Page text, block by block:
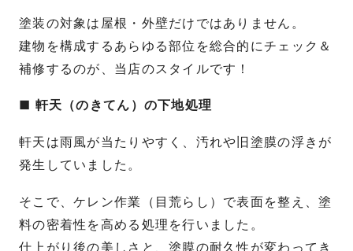
塗装の対象は屋根・外壁だけではありません。
建物を構成するあらゆる部位を総合的にチェック＆
補修するのが、当店のスタイルです！
■ 軒天（のきてん）の下地処理
軒天は雨風が当たりやすく、汚れや旧塗膜の浮きが
発生していました。
そこで、ケレン作業（目荒らし）で表面を整え、塗
料の密着性を高める処理を行いました。
仕上がり後の美しさと、塗膜の耐久性が変わってき